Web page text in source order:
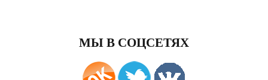
МЫ В СОЦСЕТЯХ